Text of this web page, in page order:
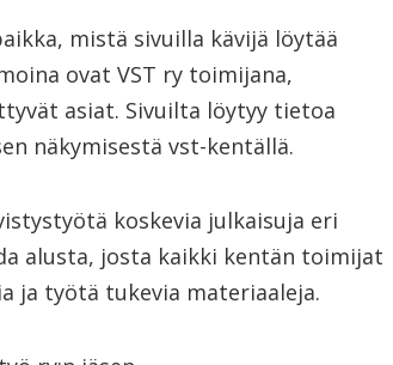
mistä sivuilla kävijä löytää
ovat VST ry toimijana,
asiat. Sivuilta löytyy tietoa
näkymisestä vst-kentällä.
koskevia julkaisuja eri
alusta, josta kaikki kentän toimijat
ja työtä tukevia materiaaleja.